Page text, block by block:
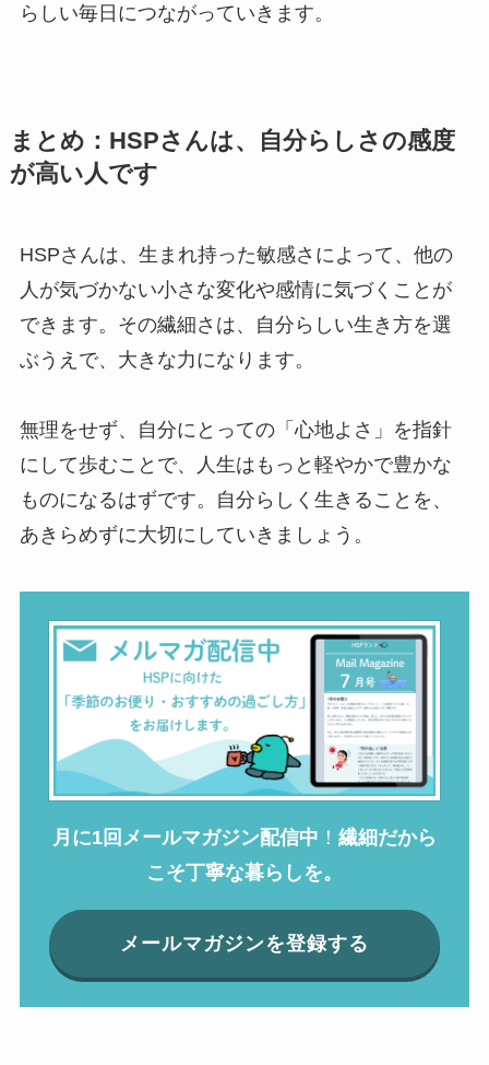
らしい毎日につながっていきます。
まとめ：HSPさんは、自分らしさの感度
が高い人です
HSPさんは、生まれ持った敏感さによって、他の
人が気づかない小さな変化や感情に気づくことが
できます。その繊細さは、自分らしい生き方を選
ぶうえで、大きな力になります。
無理をせず、自分にとっての「心地よさ」を指針
にして歩むことで、人生はもっと軽やかで豊かな
ものになるはずです。自分らしく生きることを、
あきらめずに大切にしていきましょう。
月に1回メールマガジン配信中 ！ 繊細だから
こそ丁寧な暮らしを。
メールマガジンを登録する